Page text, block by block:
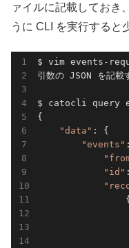
ァイルに記載しておき
うに CLI を実行すると
$ vim events-
引数の JSON を記載
$ catocli query
{
"data" : {
"events"
"id"
                {